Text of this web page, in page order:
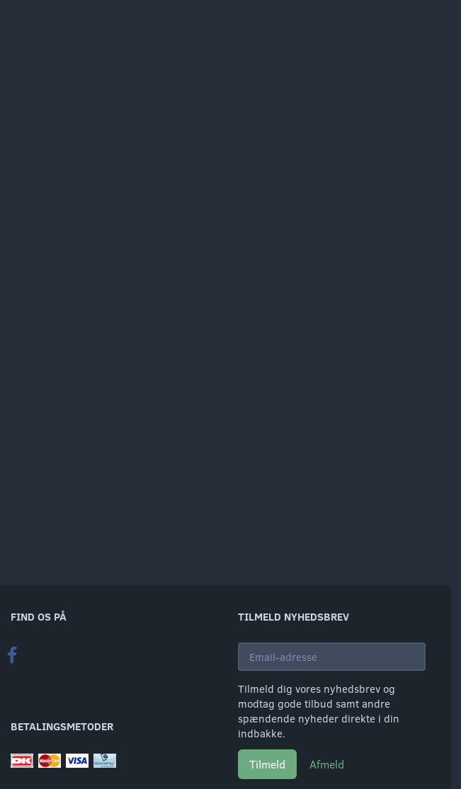
FIND OS PÅ
BETALINGSMETODER
TILMELD NYHEDSBREV
adresse
Tilmeld dig vores nyhedsbrev og
modtag gode tilbud samt andre
spændende nyheder direkte i din
indbakke.
Tilmeld Afmeld